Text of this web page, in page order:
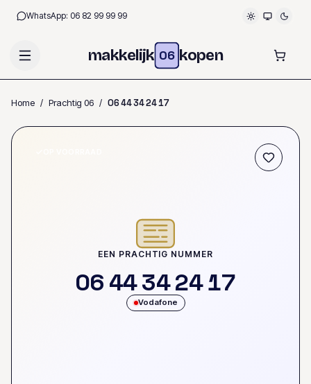
WhatsApp: 06 82 99 99 99
makkelijk 06 kopen
Home / Prachtig 06 / 0644342417
EEN PRACHTIG NUMMER
06 44342417
Vodafone